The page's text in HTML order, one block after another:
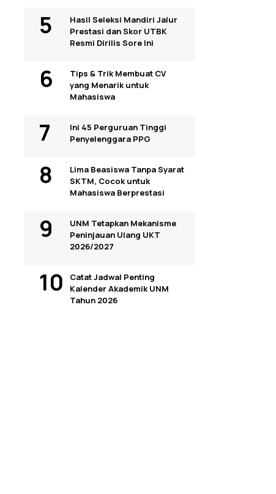
Hasil Seleksi Mandiri Jalur
Prestasi dan Skor UTBK
Resmi Dirilis Sore Ini
Tips & Trik Membuat CV
yang Menarik untuk
Mahasiswa
Ini 45 Perguruan Tinggi
Penyelenggara PPG
Lima Beasiswa Tanpa Syarat
SKTM, Cocok untuk
Mahasiswa Berprestasi
UNM Tetapkan Mekanisme
Peninjauan Ulang UKT
2026/2027
Catat Jadwal Penting
Kalender Akademik UNM
Tahun 2026